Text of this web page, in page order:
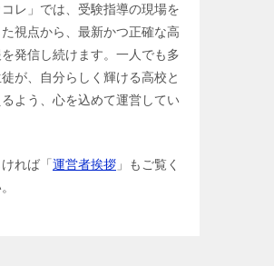
コレ」では、受験指導の現場を
視点から、最新かつ正確な高
発信し続けます。一人でも多
徒が、自分らしく輝ける高校と
よう、心を込めて運営してい
れば「運営者挨拶 」もご覧く